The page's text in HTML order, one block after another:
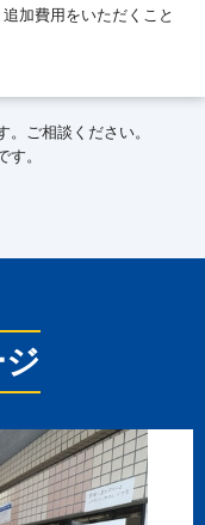
加費用をいただくこと
ご相談ください。
。